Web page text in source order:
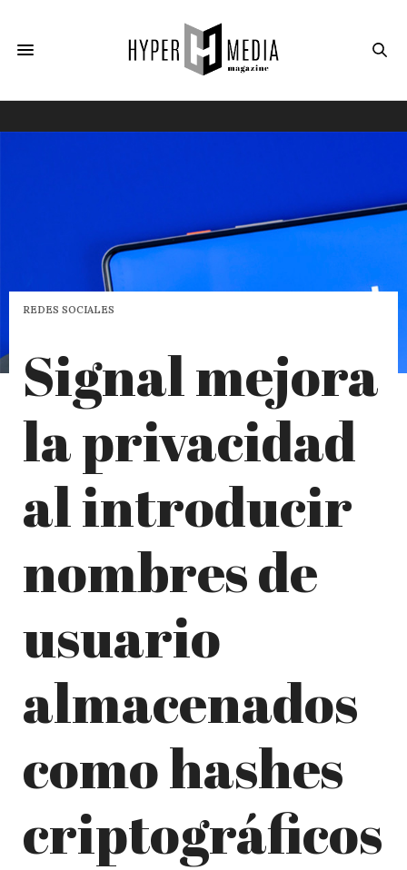
REDES SOCIALES
Signal mejora
la privacidad
al introducir
nombres de
usuario
almacenados
como hashes
criptográficos